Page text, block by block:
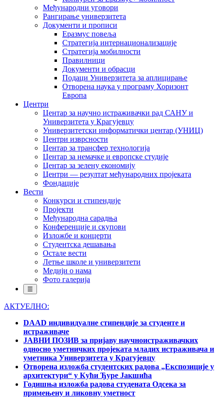
Међународни уговори
Рангирање универзитета
Документи и прописи
Еразмус повеља
Стратегија интернационализације
Стратегија мобилности
Правилници
Документи и обрасци
Подаци Универзитета за аплицирање
Отворена наука у програму Хоризонт
Европа
Центри
Центар за научно истраживачки рад САНУ и
Универзитета у Крагујевцу
Универзитетски информатички центар (УНИЦ)
Центри изврсности
Центар за трансфер технологија
Центар за немачке и европске студије
Центар за зелену економију
Центри — резултат међународних пројеката
Фондације
Вести
Конкурси и стипендије
Пројекти
Међународна сарадња
Конференције и скупови
Изложбе и концерти
Студентска дешавања
Остале вести
Летње школе и универзитети
Медији о нама
Фото галерија
☰
АКТУЕЛНО:
DAAD индивидуалне стипендије за студенте и
истраживаче
ЈАВНИ ПОЗИВ за пријаву научноистраживачких
односно уметничких пројеката младих истраживача и
уметника Универзитета у Крагујевцу
Отворена изложба студентских радова „Експозиције у
архитектури“ у Кући Ђуре Јакшића
Годишња изложба радова студената Одсека за
примењену и ликовну уметност